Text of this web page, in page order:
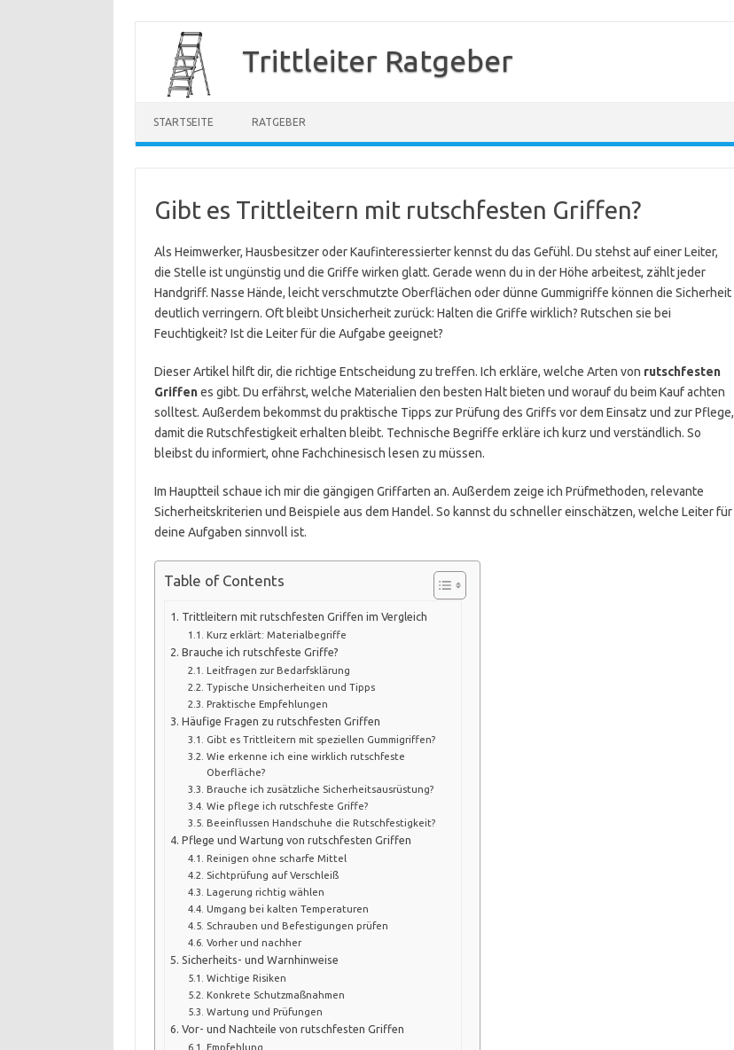
springen
Trittleiter Ratgeber
STARTSEITE RATGEBER
Gibt es Trittleitern mit rutschfesten Griffen?
Als Heimwerker, Hausbesitzer oder Kaufinteressierter kennst du das Gefühl. Du stehst auf einer Leiter,
die Stelle ist ungünstig und die Griffe wirken glatt. Gerade wenn du in der Höhe arbeitest, zählt jeder
Handgriff. Nasse Hände, leicht verschmutzte Oberflächen oder dünne Gummigriffe können die Sicherheit
deutlich verringern. Oft bleibt Unsicherheit zurück: Halten die Griffe wirklich? Rutschen sie bei
Feuchtigkeit? Ist die Leiter für die Aufgabe geeignet?
Dieser Artikel hilft dir, die richtige Entscheidung zu treffen. Ich erkläre, welche Arten von rutschfesten
Griffenes gibt. Du erfährst, welche Materialien den besten Halt bieten und worauf du beim Kauf achten
solltest. Außerdem bekommst du praktische Tipps zur Prüfung des Griffs vor dem Einsatz und zur Pflege,
damit die Rutschfestigkeit erhalten bleibt. Technische Begriffe erkläre ich kurz und verständlich. So
bleibst du informiert, ohne Fachchinesisch lesen zu müssen.
Im Hauptteil schaue ich mir die gängigen Griffarten an. Außerdem zeige ich Prüfmethoden, relevante
Sicherheitskriterien und Beispiele aus dem Handel. So kannst du schneller einschätzen, welche Leiter für
deine Aufgaben sinnvoll ist.
Table of Contents
Trittleitern mit rutschfesten Griffen im Vergleich
Kurz erklärt: Materialbegriffe
Brauche ich rutschfeste Griffe?
Leitfragen zur Bedarfsklärung
Typische Unsicherheiten und Tipps
Praktische Empfehlungen
Häufige Fragen zu rutschfesten Griffen
Gibt es Trittleitern mit speziellen Gummigriffen?
Wie erkenne ich eine wirklich rutschfeste
Oberfläche?
Brauche ich zusätzliche Sicherheitsausrüstung?
Wie pflege ich rutschfeste Griffe?
Beeinflussen Handschuhe die Rutschfestigkeit?
Pflege und Wartung von rutschfesten Griffen
Reinigen ohne scharfe Mittel
Sichtprüfung auf Verschleiß
Lagerung richtig wählen
Umgang bei kalten Temperaturen
Schrauben und Befestigungen prüfen
Vorher und nachher
Sicherheits- und Warnhinweise
Wichtige Risiken
Konkrete Schutzmaßnahmen
Wartung und Prüfungen
Vor- und Nachteile von rutschfesten Griffen
Empfehlung